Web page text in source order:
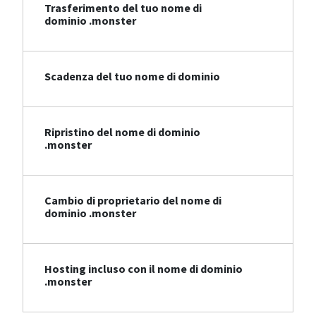
Trasferimento del tuo nome di
dominio .monster
Scadenza del tuo nome di dominio
Ripristino del nome di dominio
.monster
Cambio di proprietario del nome di
dominio .monster
Hosting incluso con il nome di dominio
.monster